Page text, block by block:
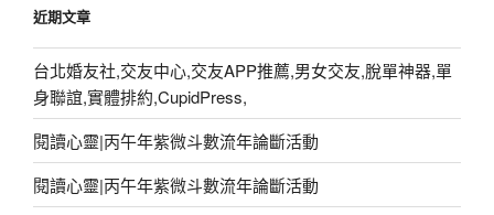
近期文章
台北婚友社,交友中心,交友APP推薦,男女交友,脫單神器,單
身聯誼,實體排約,CupidPress,
閱讀心靈|丙午年紫微斗數流年論斷活動
閱讀心靈|丙午年紫微斗數流年論斷活動